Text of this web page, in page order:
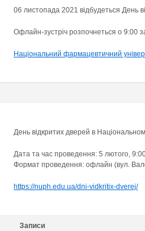
06 листопада 2021 відбудеться День
Офлайн-зустріч розпочнеться о 9:00
Національний фармацевтичний
День відкритих дверей в
Дата та час проведення: 5 лютого,
Формат проведення: офлайн (вул.
https://nuph.edu.ua/dni-vidkritix-dverej/
Записи